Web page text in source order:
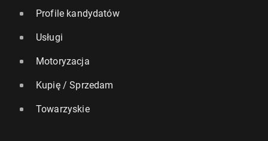
Profile kandydatów
Usługi
Motoryzacja
Kupię / Sprzedam
Towarzyskie